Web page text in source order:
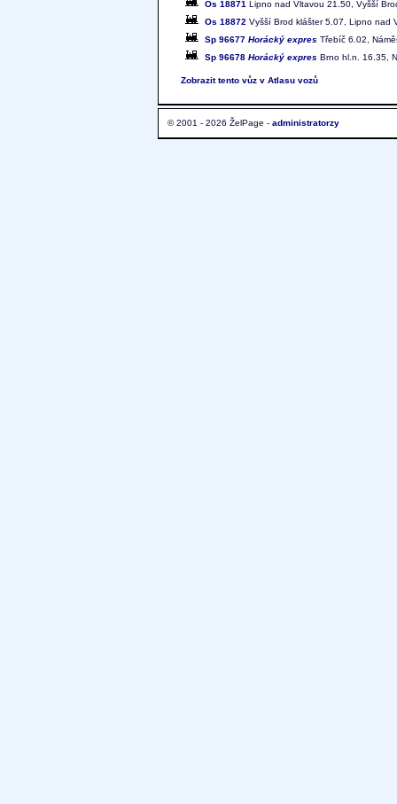
Os 18871 Lipno nad Vltavou 21.50, Vyšší
Os 18872 Vyšší Brod klášter 5.07, Lipno nad
Sp 96677 Horácký expres Třebíč 6.02,
Sp 96678 Horácký expres Brno hl.n. 16.35,
Zobrazit tento vůz v Atlasu vozů
© 2001 - 2026 ŽelPage - administratorzy